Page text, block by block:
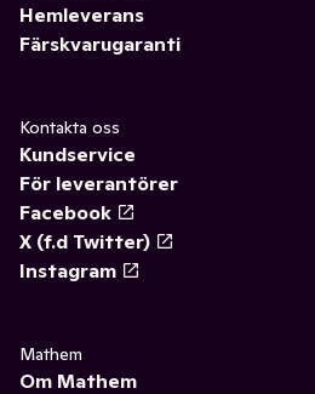
Hemleverans
Färskvarugaranti
Kontakta oss
Kundservice
För leverantörer
Facebook
X (f.d Twitter)
Instagram
Mathem
Om Mathem